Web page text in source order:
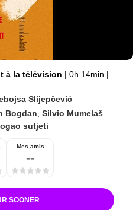
à la télévision | 0h 14min |
Slijepčević
Bogdan Silvio Mumelaš
sutjeti
Mes amis
--
SOONER